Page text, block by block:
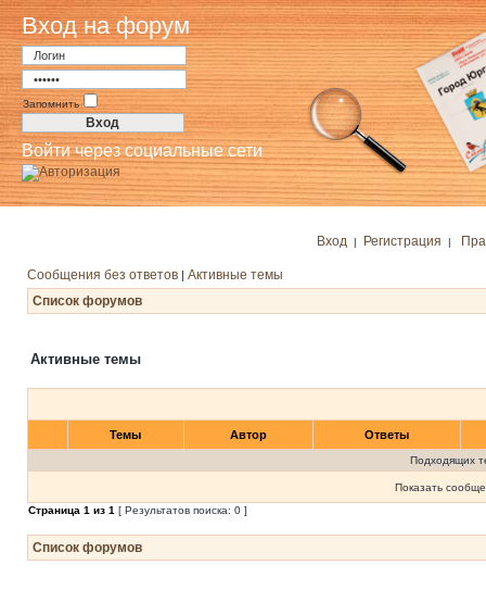
Вход на форум
Запомнить
Войти через социальные сети
Вход | Регистрация |
Сообщения без ответов | Активные темы
Список форумов
Активные темы
Темы Автор Ответы
Подходящих
Показать
Страница 1 из 1 [ Результатов поиска: 0 ]
Список форумов